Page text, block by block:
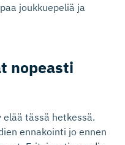
joukkuepeliä ja
nopeasti
elää tässä hetkessä.
ennakointi jo ennen